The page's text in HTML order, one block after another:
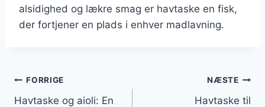
alsidighed og lækre smag er havtaske en fisk,
der fortjener en plads i enhver madlavning.
Indlægsnavigation
FORRIGE
Havtaske og aioli: En
NÆSTE
Havtaske til